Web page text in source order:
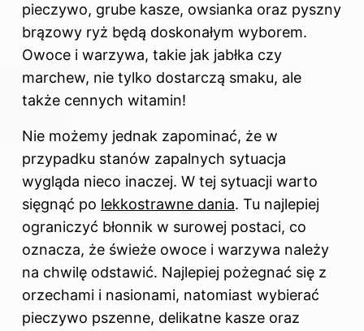
pieczywo, grube kasze, owsianka oraz pyszny
brązowy ryż będą doskonałym wyborem.
Owoce i warzywa, takie jak jabłka czy
marchew, nie tylko dostarczą smaku, ale
także cennych witamin!
Nie możemy jednak zapominać, że w
przypadku stanów zapalnych sytuacja
wygląda nieco inaczej. W tej sytuacji warto
sięgnąć po lekkostrawne dania. Tu najlepiej
ograniczyć błonnik w surowej postaci, co
oznacza, że świeże owoce i warzywa należy
na chwilę odstawić. Najlepiej pożegnać się z
orzechami i nasionami, natomiast wybierać
pieczywo pszenne, delikatne kasze oraz